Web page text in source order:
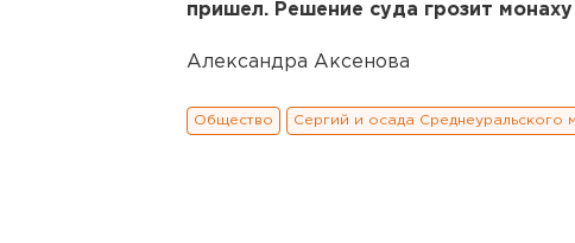
пришел. Решение суда грозит
Александра Аксенова
Общество